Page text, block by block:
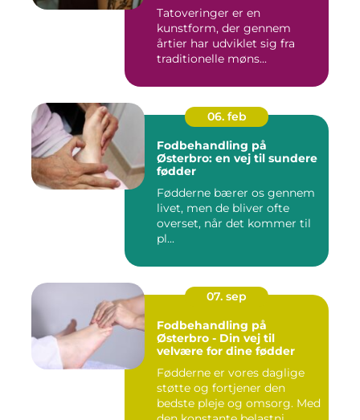
Tatoveringer er en
kunstform, der gennem
årtier har udviklet sig fra
traditionelle møns...
06. feb
Fodbehandling på
Østerbro: en vej til sundere
fødder
Fødderne bærer os gennem
livet, men de bliver ofte
overset, når det kommer til
pl...
07. sep
Fodbehandling på
Østerbro - Din vej til
velvære for dine fødder
Fødderne er vores daglige
støtte og fortjener den
bedste pleje og omsorg. Med